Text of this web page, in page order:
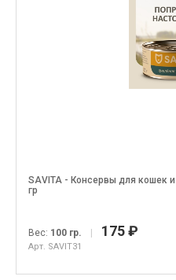
SAVITA - Консервы для кошек
гр
Вес: 100 гр. | 175 ₽
Арт. SAVIT31